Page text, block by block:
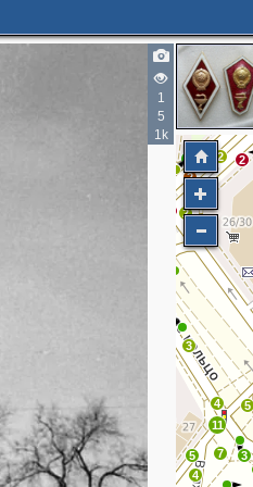
1
5
1k
3
7
4
5
11
4
5
3
2
2
2
2